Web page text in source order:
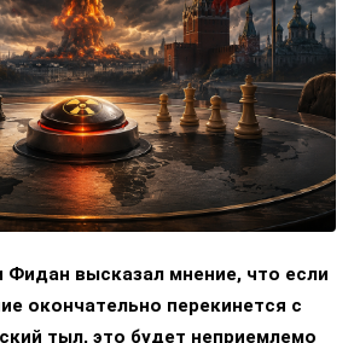
высказал мнение, что если
окончательно перекинется с
тыл, это будет неприемлемо